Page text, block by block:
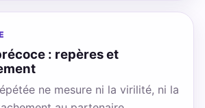
: repères et
ne mesure ni la virilité, ni la